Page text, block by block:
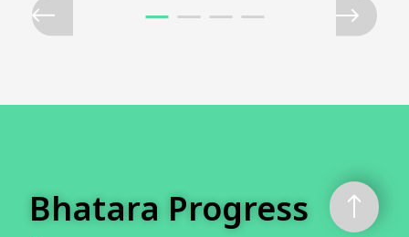
Bhatara Progress